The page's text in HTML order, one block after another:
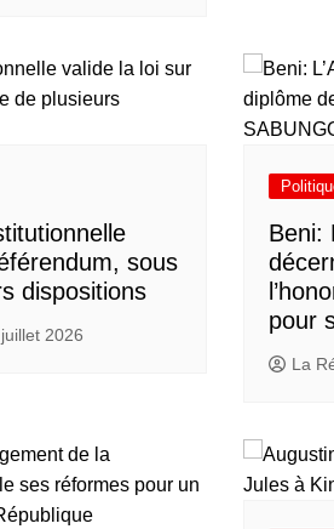
sous
dispositions
2026
Beni:
pour
La